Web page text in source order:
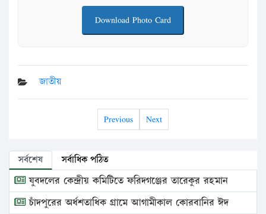
Download Photo Card
জাতীয়
Previous Next
সর্বশেষ সর্বাধিক পঠিত
যুবদলের কেন্দ্রীয় কমিটিতে ফরিদগঞ্জের তারেকুর রহমান
চাঁদপুরের অর্ধশতাধিক গ্রামে আগামীকাল কোরবানির ঈদ